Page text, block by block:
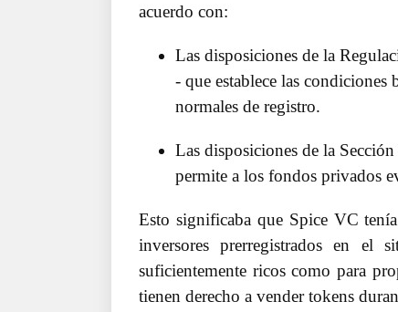
acuerdo con:
Las disposiciones de la
- que establece las condiciones
normales de registro.
Las disposiciones de la
permite a los fondos privados
Esto significaba que Spice VC
inversores prerregistrados en el
suficientemente ricos como para
tienen derecho a vender tokens